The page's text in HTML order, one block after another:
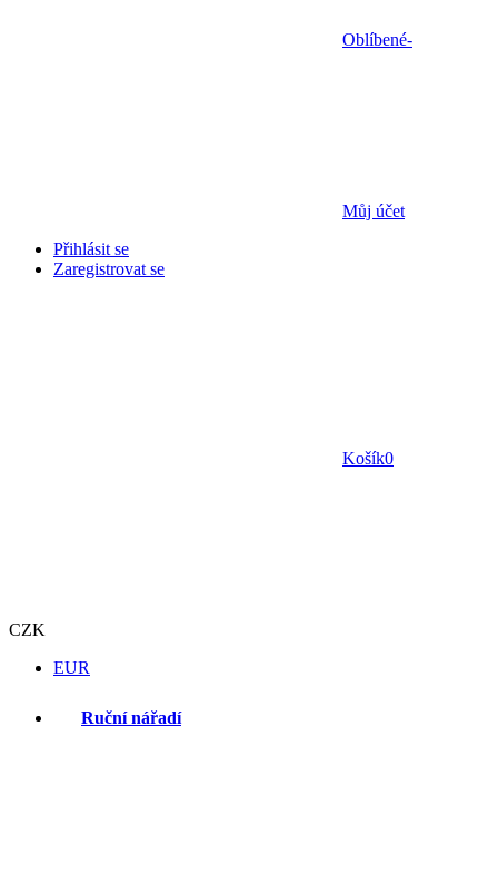
Oblíbené-
Můj účet
Přihlásit se
Zaregistrovat se
Košík0
CZK
EUR
Ruční nářadí